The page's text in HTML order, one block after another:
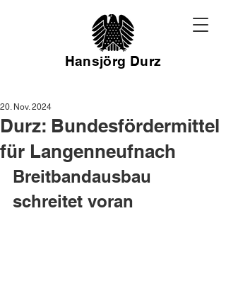
Hansjörg Durz
Durz: Bundesfördermittel
für Langenneufnach
20. Nov. 2024
Breitbandausbau
schreitet voran